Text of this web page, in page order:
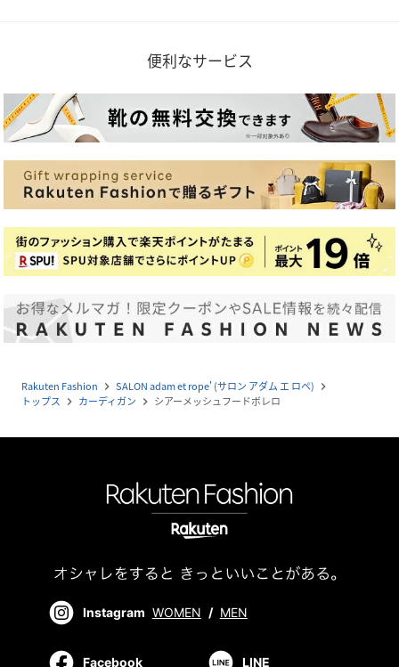
便利なサービス
Rakuten Fashion navigate_next SALON adam et rope' (サロン アダム エ ロペ) navigate_next
トップス navigate_next カーディガン navigate_next シアーメッシュフードボレロ
Instagram WOMEN / MEN
Facebook LINE